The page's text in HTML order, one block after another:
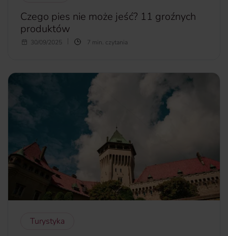
Czego pies nie może jeść? 11 groźnych
produktów
Organizmy czworonogów różnią się od naszych. Z tego
trącania łapą, nie wolno ulegać psim prośbom przy stole.
Sprawdź, czego pies nie może jeść. Ta wiedza może
uratować Twojemu czworonożnego przyjacielowi życie.
więcej...
30/09/2025 7 min. czytania
Turystyka